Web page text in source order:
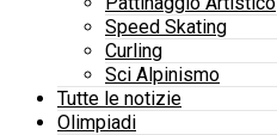
Speed Skating
Curling
Sci Alpinismo
Tutte le notizie
Olimpiadi